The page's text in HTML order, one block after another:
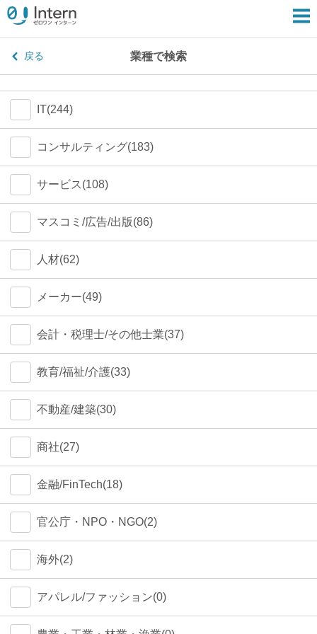
戻る 業種で検索
IT(244)
コンサルティング(183)
サービス(108)
マスコミ/広告/出版(86)
人材(62)
メーカー(49)
会計・税理士/その他士業(37)
教育/福祉/介護(33)
不動産/建築(30)
商社(27)
金融/FinTech(18)
官公庁・NPO・NGO(2)
海外(2)
アパレル/ファッション(0)